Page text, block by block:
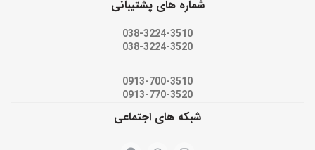
شماره های پشتیبانی
038-3224-3510
038-3224-3520
0913-700-3510
0913-770-3520
شبکه های اجتماعی